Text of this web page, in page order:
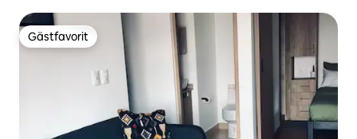
Gästfavorit
Gästfavorit